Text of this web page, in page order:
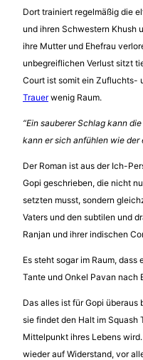
Dort trainiert regelmäßig die
und ihren Schwestern Khush
ihre Mutter und Ehefrau
unbegreiflichen Verlust sitzt
Court ist somit ein Zufluchts-
Trauerwenig Raum.
“Ein sauberer Schlag kann
kann er sich anfühlen wie der
Der Roman ist aus der Ich-
Gopi geschrieben, die nicht
setzten musst, sondern
Vaters und den subtilen und
Ranjan und ihrer indischen
Es steht sogar im Raum,
Tante und Onkel Pavan nach
Das alles ist für Gopi
sie findet den Halt im Squash
Mittelpunkt ihres Lebens
wieder auf Widerstand, vor